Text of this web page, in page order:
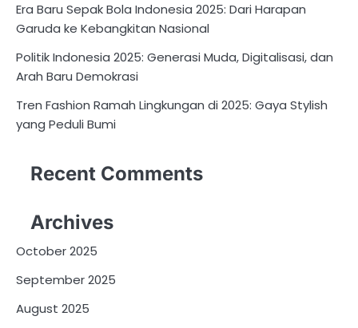
Era Baru Sepak Bola Indonesia 2025: Dari Harapan
Garuda ke Kebangkitan Nasional
Politik Indonesia 2025: Generasi Muda, Digitalisasi, dan
Arah Baru Demokrasi
Tren Fashion Ramah Lingkungan di 2025: Gaya Stylish
yang Peduli Bumi
Recent Comments
Archives
October 2025
September 2025
August 2025